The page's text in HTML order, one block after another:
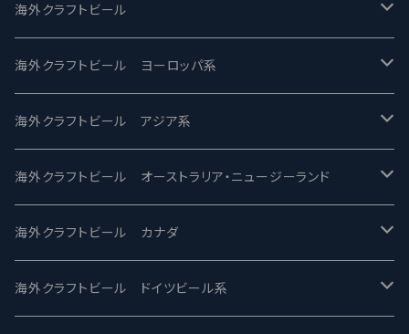
UCHU BREWING -うちゅうブルーイング
バテレ -VERTERE
2nd Story Ale Works -セカンドストーリー
ビアへるん - Beer Hearn
忽布古丹醸造 - HOP KOTAN
ワイマーケットブルーイング Y.Market Brewing
海外クラフトビール
Modern Times モダンタイムズ
Maui マウイ
Toppling Goliath トップリンゴライアス
Fair State フェアステイト
Lagunitas ラグニタス
海外クラフトビール ヨーロッパ系
UnBarred -アンバード
SAIREN /サイレン
ワイルドチャイルド - Wilde Child
BrewDog Brewery - ブリュードッグ
海外クラフトビール アジア系
gweilo-鬼佬 グウァイロ
Heart Of Darkness - ハートオブダークネス
Carbon brews -カーボン
海外クラフトビール オーストラリア・ニュージーランド
ROCKY RIDGE - ロッキーリッジ
BODRIGGY BREWING ボッドリッジー
海外クラフトビール カナダ
Jackie O's ジャッキーオーズ
海外クラフトビール ドイツビール系